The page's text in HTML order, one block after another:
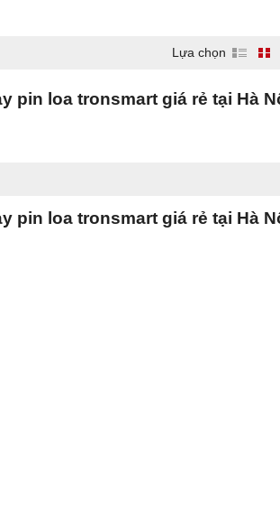
Lựa chọn
pin loa tronsmart giá rẻ tại Hà
pin loa tronsmart giá rẻ tại Hà